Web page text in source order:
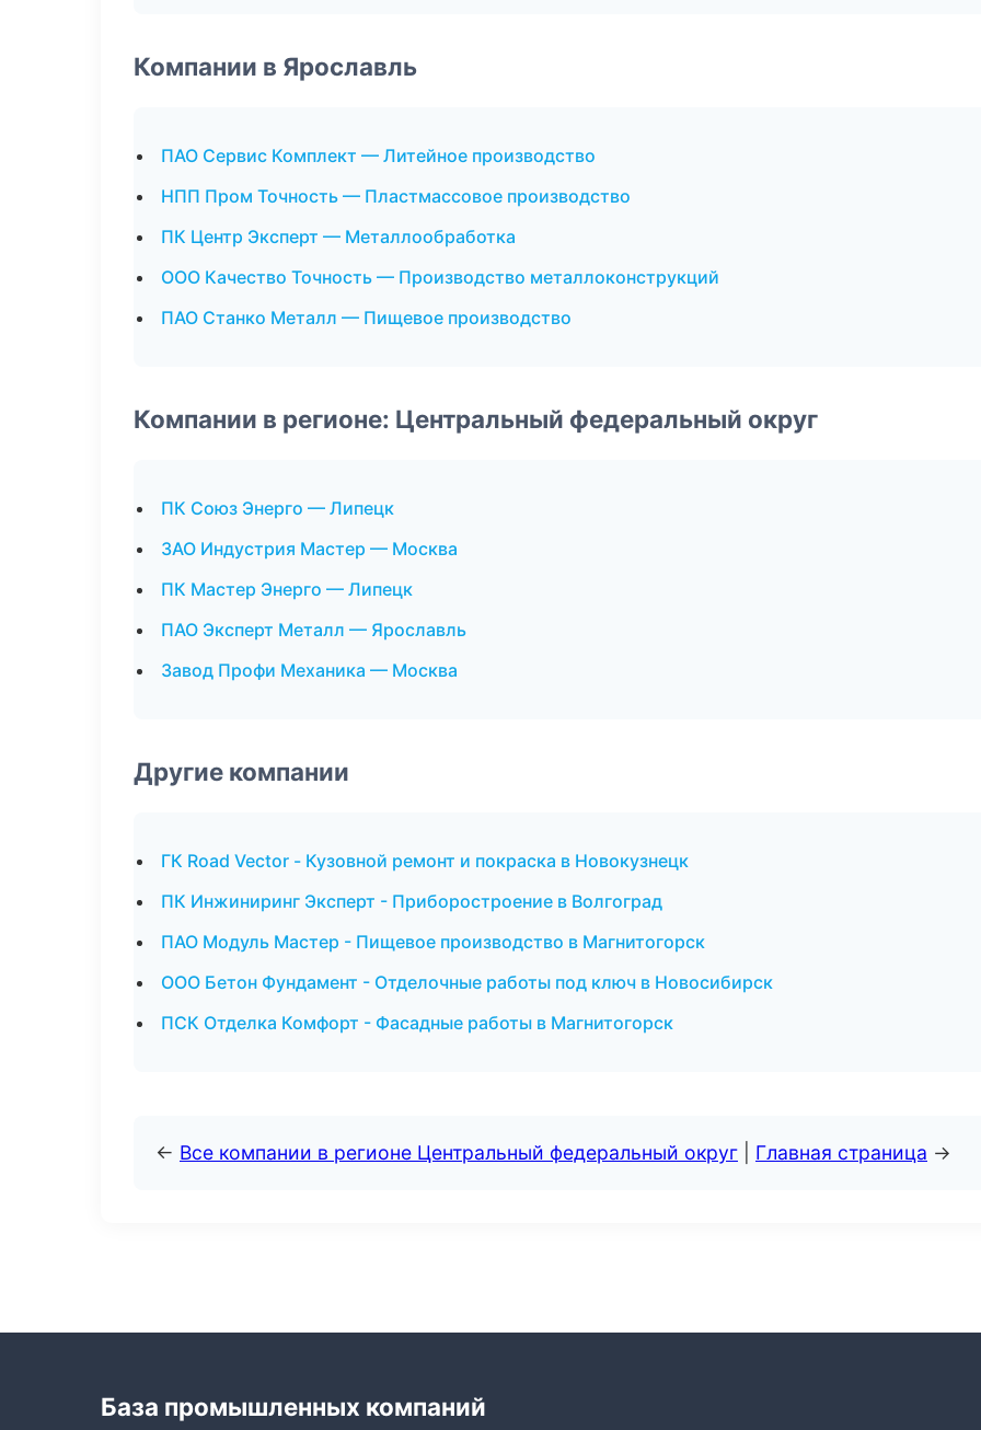
Компании в Ярославль
ПАО Сервис Комплект — Литейное производство
НПП Пром Точность — Пластмассовое производство
ПК Центр Эксперт — Металлообработка
ООО Качество Точность — Производство металлоконструкций
ПАО Станко Металл — Пищевое производство
Компании в регионе: Центральный федеральный округ
ПК Союз Энерго — Липецк
ЗАО Индустрия Мастер — Москва
ПК Мастер Энерго — Липецк
ПАО Эксперт Металл — Ярославль
Завод Профи Механика — Москва
Другие компании
ГК Road Vector - Кузовной ремонт и покраска в Новокузнецк
ПК Инжиниринг Эксперт - Приборостроение в Волгоград
ПАО Модуль Мастер - Пищевое производство в Магнитогорск
ООО Бетон Фундамент - Отделочные работы под ключ в Новосибирск
ПСК Отделка Комфорт - Фасадные работы в Магнитогорск
← Все компании в регионе Центральный федеральный округ Главная страница →
База промышленных компаний